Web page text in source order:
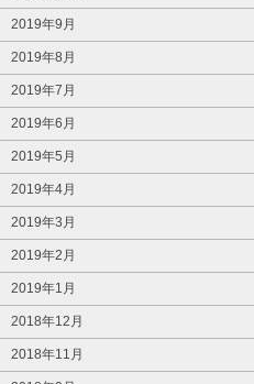
2019年9月
2019年8月
2019年7月
2019年6月
2019年5月
2019年4月
2019年3月
2019年2月
2019年1月
2018年12月
2018年11月